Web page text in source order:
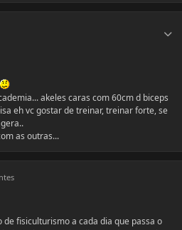
akeles caras com 60cm d biceps
eh vc gostar de treinar, treinar forte, se
as outras...
de fisiculturismo a cada dia que passa o